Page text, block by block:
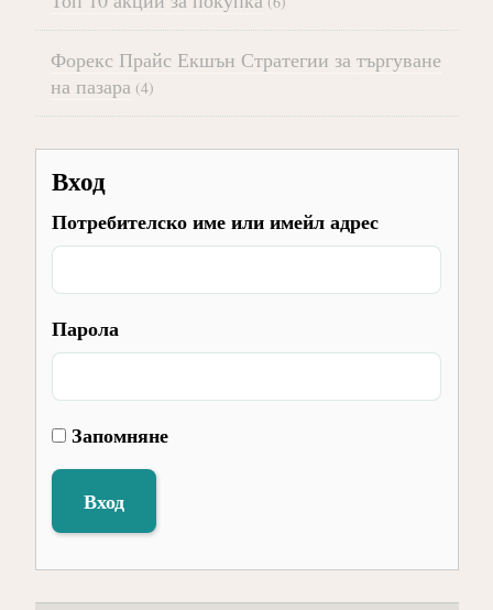
Форекс Прайс Екшън Стратегии за търгуване
на пазара (4)
Вход
Потребителско име или имейл адрес
Парола
Запомняне
Вход